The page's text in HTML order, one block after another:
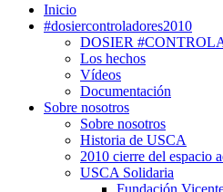
Inicio
#dosiercontroladores2010
DOSIER
Los hechos
Vídeos
Documentación
Sobre nosotros
Sobre nosotros
Historia de USCA
2010 cierre del espacio
USCA Solidaria
Fundación